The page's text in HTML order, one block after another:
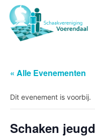
« Alle Evenementen
Dit evenement is voorbij.
Schaken jeugd